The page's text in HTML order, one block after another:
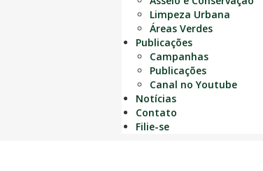
Limpeza Urbana
Áreas Verdes
Publicações
Campanhas
Publicações
Canal no Youtube
Notícias
Contato
Filie-se